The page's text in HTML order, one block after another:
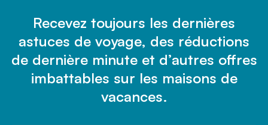
Recevez toujours les dernières
astuces de voyage, des réductions
de dernière minute et d’autres offres
imbattables sur les maisons de
vacances.